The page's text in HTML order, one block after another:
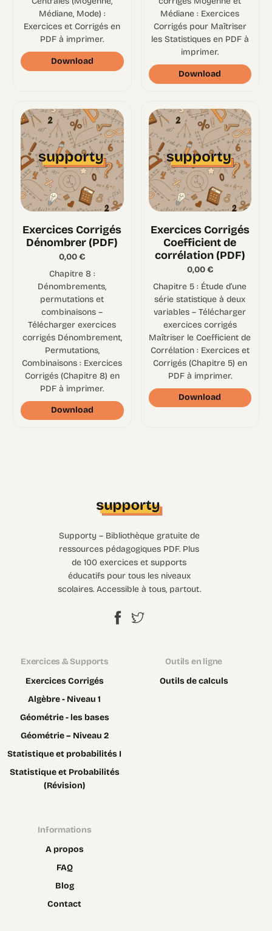
Médiane, Mode) :
Exercices et Corrigés en
PDF à imprimer.
Download
Médiane : Exercices
Corrigés pour Maîtriser
les Statistiques en PDF à
imprimer.
Download
Exercices Corrigés
Dénombrer (PDF)
0,00€
Chapitre 8 :
Dénombrements,
permutations et
combinaisons –
Télécharger exercices
corrigés Dénombrement,
Permutations,
Combinaisons : Exercices
Corrigés (Chapitre 8) en
PDF à imprimer.
Download
Exercices Corrigés
Coefficient de
corrélation (PDF)
0,00€
Chapitre 5 : Étude d’une
série statistique à deux
variables – Télécharger
exercices corrigés
Maîtriser le Coefficient de
Corrélation : Exercices et
Corrigés (Chapitre 5) en
PDF à imprimer.
Download
Supporty – Bibliothèque gratuite de
ressources pédagogiques PDF. Plus
de 100 exercices et supports
éducatifs pour tous les niveaux
scolaires. Accessible à tous, partout.
Exercices & Supports
Exercices Corrigés
Algèbre - Niveau 1
Géométrie - les bases
Géométrie – Niveau 2
Statistique et probabilités I
Statistique et Probabilités
(Révision)
Outils en ligne
Outils de calculs
Informations
A propos
FAQ
Blog
Contact